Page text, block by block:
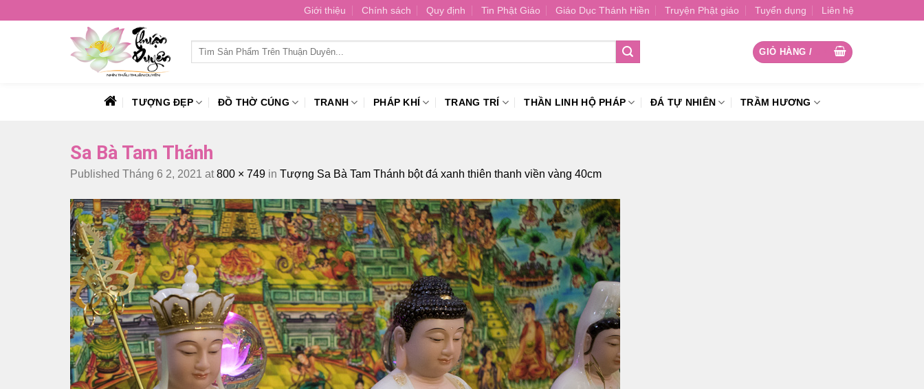
Giới thiệu Chính sách Quy định Tin Phật Giáo Giáo Dục Thánh Hiền Truyện Phật giáo Tuyển dụng Liên hệ
Tìm
GIỎ HÀNG /
TƯỢNG ĐẸP ĐỒ THỜ CÚNG TRANH PHÁP KHÍ TRANG TRÍ THẦN LINH HỘ PHÁP ĐÁ TỰ NHIÊN TRẦM HƯƠNG
Sa Bà Tam Thánh
Published Tháng 6 2, 2021 at 800 × 749 in Tượng Sa Bà Tam Thánh bột đá xanh thiên thanh viền vàng 40cm